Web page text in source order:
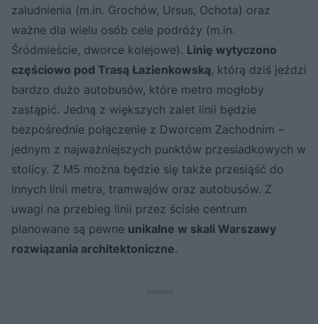
zaludnienia (m.in. Grochów, Ursus, Ochota) oraz
ważne dla wielu osób cele podróży (m.in.
Śródmieście, dworce kolejowe). Linię wytyczono
częściowo pod Trasą Łazienkowską, którą dziś jeździ
bardzo dużo autobusów, które metro mogłoby
zastąpić. Jedną z większych zalet linii będzie
bezpośrednie połączenie z Dworcem Zachodnim –
jednym z najważniejszych punktów przesiadkowych w
stolicy. Z M5 można będzie się także przesiąść do
innych linii metra, tramwajów oraz autobusów. Z
uwagi na przebieg linii przez ścisłe centrum
planowane są pewne unikalne w skali Warszawy
rozwiązania architektoniczne.